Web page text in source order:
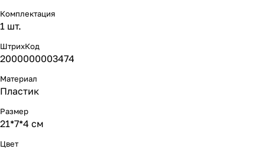
Комплектация
1 шт.
ШтрихКод
2000000003474
Материал
Пластик
Размер
21*7*4 см
Цвет